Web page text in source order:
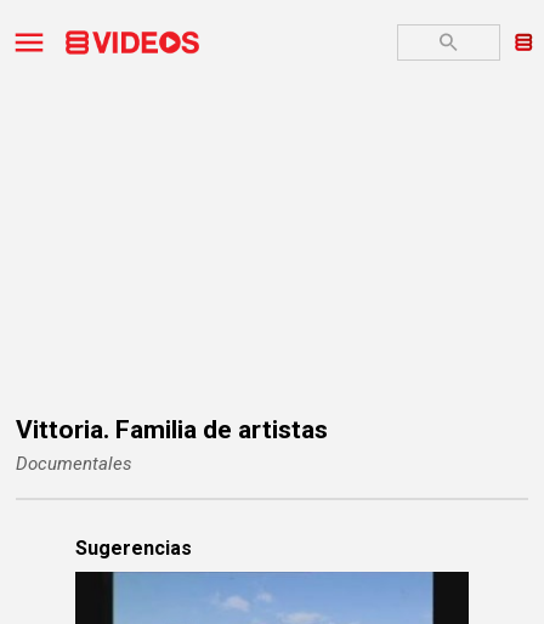
Vittoria. Familia de artistas
Documentales
Sugerencias